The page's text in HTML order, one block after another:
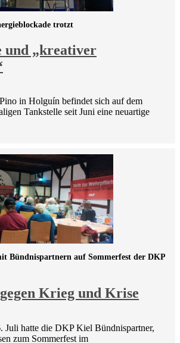
und „kreativer
trotzt
in Holguín befindet sich auf dem
Tankstelle seit Juni eine neuartige
Krieg und Krise
Bündnispartnern auf Sommerfest der DKP
Juli hatte die DKP Kiel Bündnispartner,
zum Sommerfest im